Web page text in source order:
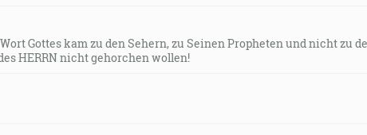
Wort Gottes kam zu den Sehern, zu Seinen Propheten und nicht zu
HERRN nicht gehorchen wollen!